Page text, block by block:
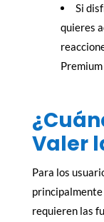
Si
quieres
Valer
Para los
principalmente
requieren las